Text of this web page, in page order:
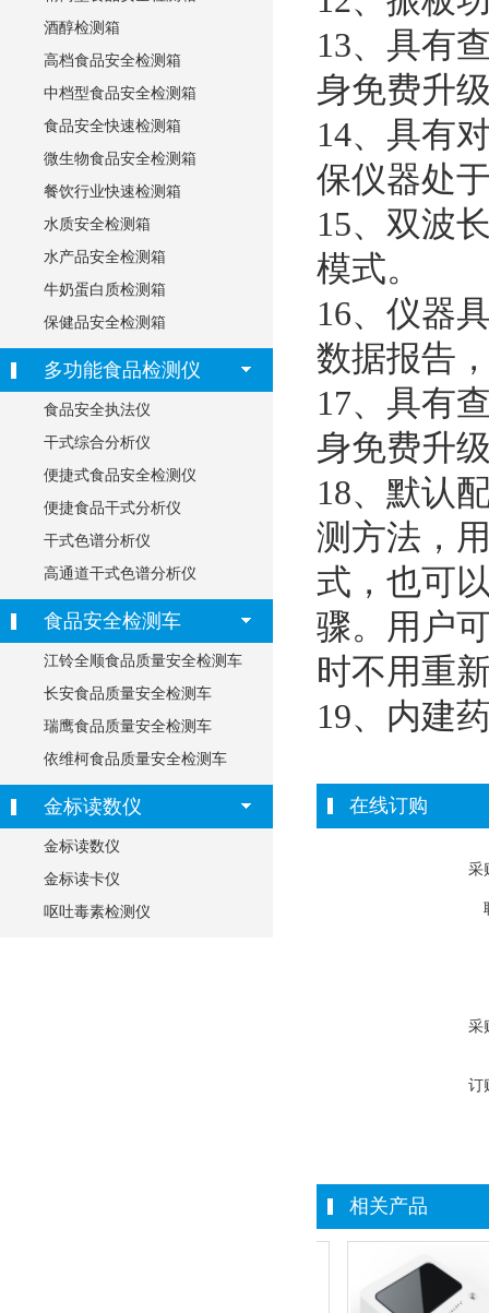
酒醇检测箱
高档食品安全检测箱
中档型食品安全检测箱
食品安全快速检测箱
微生物食品安全检测箱
餐饮行业快速检测箱
水质安全检测箱
水产品安全检测箱
牛奶蛋白质检测箱
保健品安全检测箱
多功能食品检测仪
食品安全执法仪
干式综合分析仪
便捷式食品安全检测仪
便捷食品干式分析仪
干式色谱分析仪
高通道干式色谱分析仪
食品安全检测车
江铃全顺食品质量安全检测车
长安食品质量安全检测车
瑞鹰食品质量安全检测车
依维柯食品质量安全检测车
金标读数仪
金标读数仪
金标读卡仪
呕吐毒素检测仪
13、具有
身免费升
14、具有
保仪器处
15、双波
模式。
16、仪器
数据报告
17、具有
身免费升
18、默认
测方法，
式，也可
骤。用户
时不用重
19、内建
在线订购
采
采
订
相关产品